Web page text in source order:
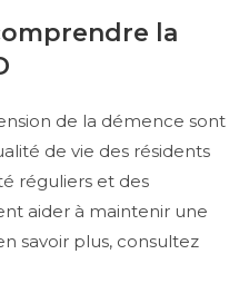
la
de la démence sont
de vie des résidents
réguliers et des
aider à maintenir une
savoir plus, consultez